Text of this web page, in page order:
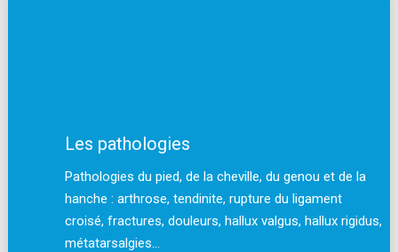
Les pathologies
Pathologies du pied, de la cheville, du genou et de la
hanche : arthrose, tendinite, rupture du ligament
croisé, fractures, douleurs, hallux valgus, hallux rigidus,
métatarsalgies…